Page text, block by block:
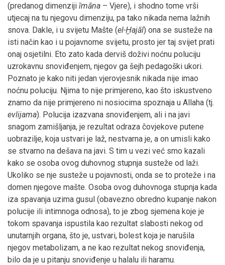
(predanog dimenziji īmāna – Vjere), i shodno tome vrši
utjecaj na tu njegovu dimenziju, pa tako nikada nema lažnih
snova. Dakle, i u svijetu Mašte (el-Ḫajāl) ona se susteže na
isti način kao i u pojavnome svijetu, prosto jer taj svijet prati
onaj osjetilni. Eto zato kada derviš doživi noćnu poluciju
uzrokavnu snoviđenjem, njegov ga šejh pedagoški ukori.
Poznato je kako niti jedan vjerovjesnik nikada nije imao
noćnu poluciju. Njima to nije primjereno, kao što iskustveno
znamo da nije primjereno ni nosiocima spoznaja u Allaha (tj.
evlijama). Polucija izazvana snoviđenjem, ali i na javi
snagom zamišljanja, je rezultat odraza čovjekove putene
uobrazilje, koja ustvari je laž, nestvarna je, a on umisli kako
se stvarno na dešava na javi. S tim u vezi već smo kazali
kako se osoba ovog duhovnog stupnja susteže od laži.
Ukoliko se nje susteže u pojavnosti, onda se to proteže i na
domen njegove mašte. Osoba ovog duhovnoga stupnja kada
iza spavanja uzima gusul (obavezno obredno kupanje nakon
polucije ili intimnoga odnosa), to je zbog sjemena koje je
tokom spavanja ispustila kao rezultat slabosti nekog od
unutarnjih organa, što je, ustvari, bolest koja je narušila
njegov metabolizam, a ne kao rezultat nekog snoviđenja,
bilo da je u pitanju snoviđenje u halalu ili haramu.